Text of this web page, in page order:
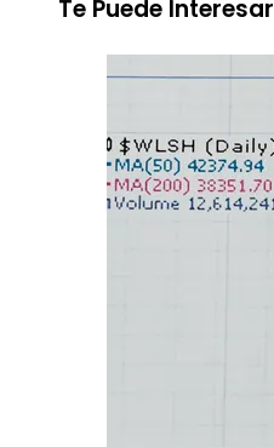
Te Puede Interesar